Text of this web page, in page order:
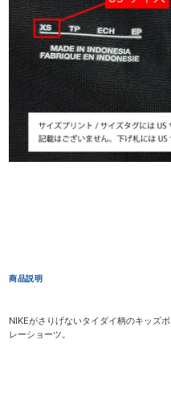
商品説明
NIKEがさりげないタイダイ柄のキッズボ
レーショーツ。